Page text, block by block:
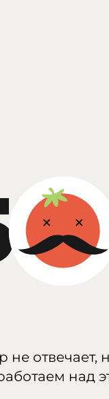
не отвечает,
над